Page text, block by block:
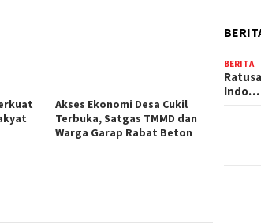
Akses Ekonomi Desa Cukil
Terbuka, Satgas TMMD dan
Warga Garap Rabat Beton
BERITA
Indo…